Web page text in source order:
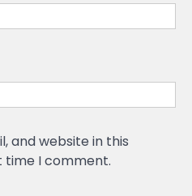
and website in this
I comment.